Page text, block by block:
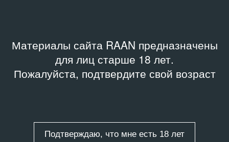
Материалы сайта RAAN предназначены
для лиц старше 18 лет.
Пожалуйста, подтвердите свой возраст
Подтверждаю, что мне есть 18 лет